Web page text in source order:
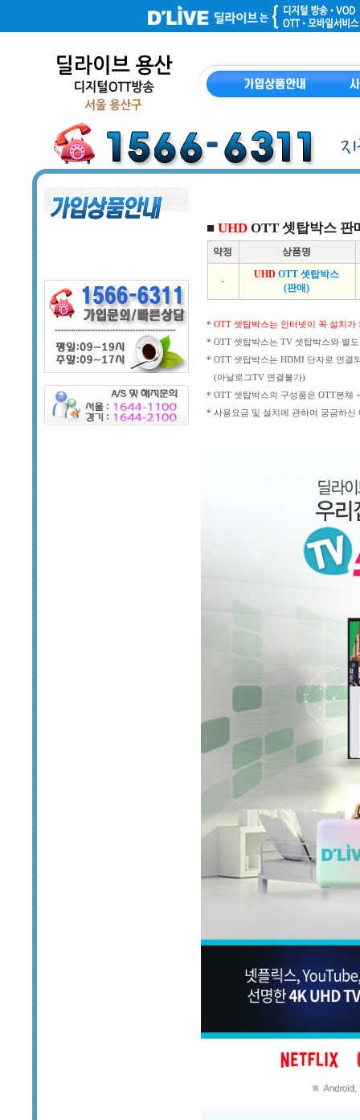
■UHD OTT 셋탑박스 판
약정 상품명
-
UHD OTT 셋탑박스
(판매)
*OTT 셋탑박스는 인터넷이 꼭 설치가
* OTT 셋탑박스는 TV 셋탑박스와 별
* OTT 셋탑박스는 HDMI 단자로 연결
(아날로그TV 연결불가)
* OTT 셋탑박스의 구성품은 OTT본체
* 사용요금 및 설치에 관하여 궁금하신